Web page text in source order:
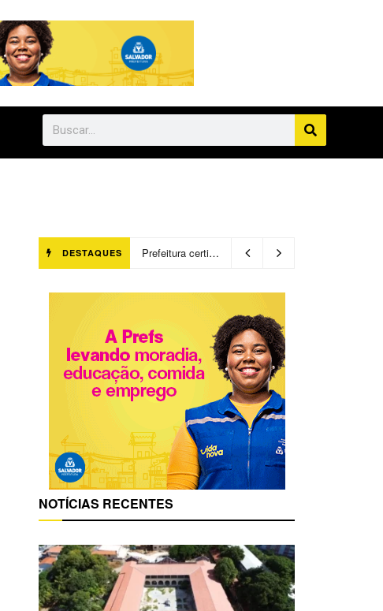
DESTAQUES Prefeitura certifica 4,6 mil trabalhadores pelo programa Treinar para Empregar e realiza Feirão de Empregabilidade
NOTÍCIAS RECENTES